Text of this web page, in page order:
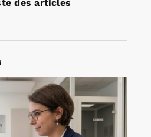
des articles